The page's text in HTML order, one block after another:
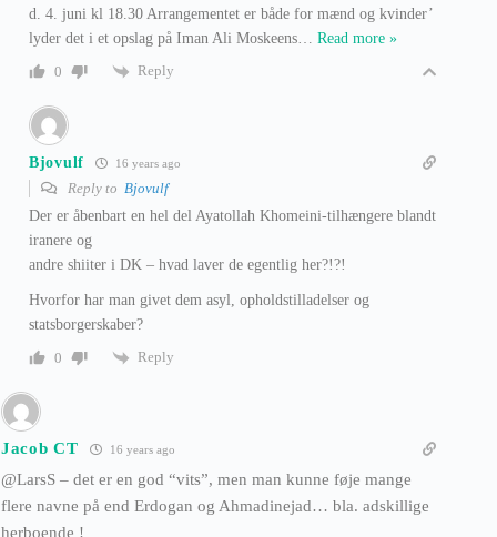
d. 4. juni kl 18.30 Arrangementet er både for mænd og kvinder’
lyder det i et opslag på Iman Ali Moskeens… Read more »
0
Reply
Bjovulf 16 years ago
Reply to Bjovulf
Der er åbenbart en hel del Ayatollah Khomeini-tilhængere blandt
iranere og
andre shiiter i DK – hvad laver de egentlig her?!?!
Hvorfor har man givet dem asyl, opholdstilladelser og
statsborgerskaber?
0
Reply
Jacob CT 16 years ago
@LarsS – det er en god “vits”, men man kunne føje mange
flere navne på end Erdogan og Ahmadinejad… bla. adskillige
herboende !